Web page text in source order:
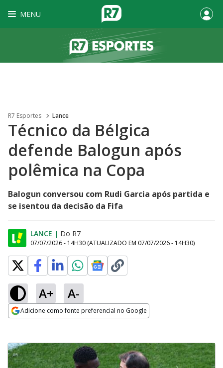
MENU
R7 Esportes Lance
Técnico da Bélgica
defende Balogun após
polêmica na Copa
Balogun conversou com Rudi Garcia após partida e
se isentou da decisão da Fifa
LANCE | Do R7
07/07/2026 - 14H30 (ATUALIZADO EM 07/07/2026 - 14H30)
A+ A-
Adicione como fonte preferencial no Google